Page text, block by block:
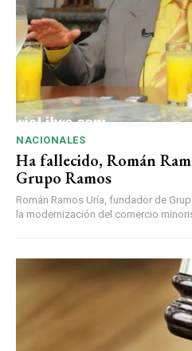
NACIONALES
Ha fallecido, Román
Grupo Ramos
Román Ramos Uría, fundador de
la modernización del comercio